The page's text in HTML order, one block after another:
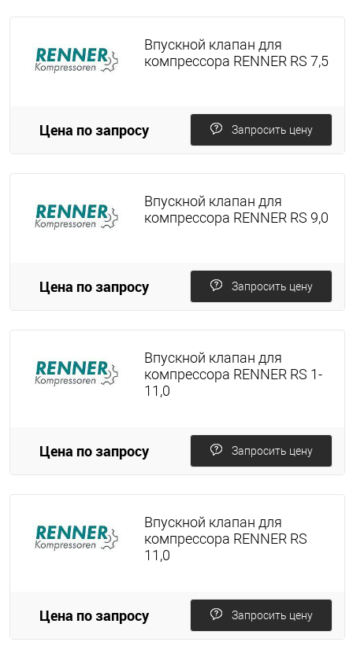
Впускной клапан для
компрессора RENNER RS 7,5
Цена по запросу Запросить цену
Впускной клапан для
компрессора RENNER RS 9,0
Цена по запросу Запросить цену
Впускной клапан для
компрессора RENNER RS 1-
11,0
Цена по запросу Запросить цену
Впускной клапан для
компрессора RENNER RS
11,0
Цена по запросу Запросить цену